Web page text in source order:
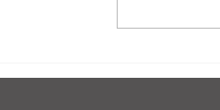
בפעם האחרונה ניקית אותו?